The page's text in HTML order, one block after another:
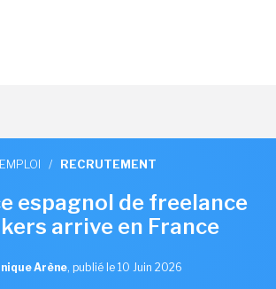
EMPLOI / RECRUTEMENT
espagnol de freelance
arrive en France
Arène, publié le 10 Juin 2026